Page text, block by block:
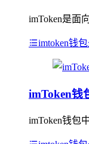
imToken是面
imtoken钱
imToken钱
imToken钱包